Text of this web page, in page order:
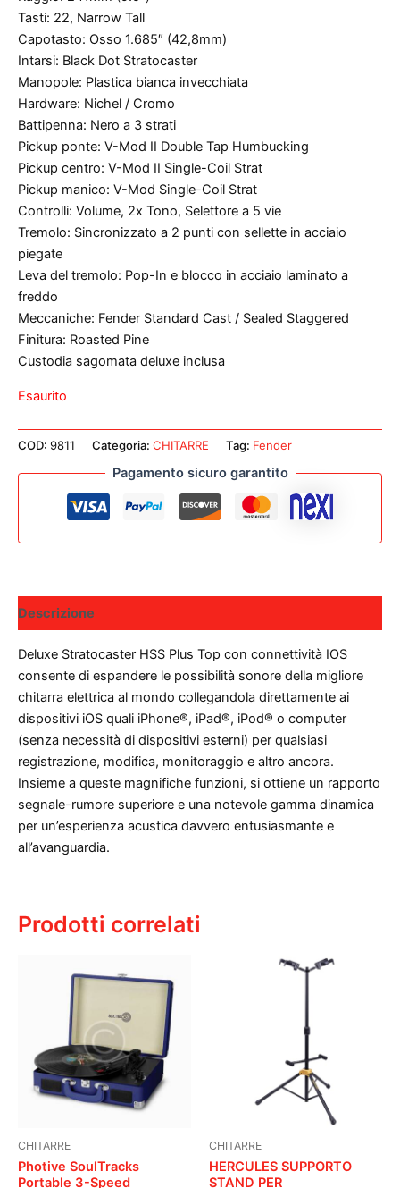
Tasti: 22, Narrow Tall
Capotasto: Osso 1.685″ (42,8mm)
Intarsi: Black Dot Stratocaster
Manopole: Plastica bianca invecchiata
Hardware: Nichel / Cromo
Battipenna: Nero a 3 strati
Pickup ponte: V-Mod II Double Tap Humbucking
Pickup centro: V-Mod II Single-Coil Strat
Pickup manico: V-Mod Single-Coil Strat
Controlli: Volume, 2x Tono, Selettore a 5 vie
Tremolo: Sincronizzato a 2 punti con sellette in acciaio
piegate
Leva del tremolo: Pop-In e blocco in acciaio laminato a
freddo
Meccaniche: Fender Standard Cast / Sealed Staggered
Finitura: Roasted Pine
Custodia sagomata deluxe inclusa
Esaurito
COD: 9811 Categoria: CHITARRE Tag: Fender
Pagamento sicuro garantito
Descrizione
Deluxe Stratocaster HSS Plus Top con connettività IOS
consente di espandere le possibilità sonore della migliore
chitarra elettrica al mondo collegandola direttamente ai
dispositivi iOS quali iPhone®, iPad®, iPod® o computer
(senza necessità di dispositivi esterni) per qualsiasi
registrazione, modifica, monitoraggio e altro ancora.
Insieme a queste magnifiche funzioni, si ottiene un rapporto
segnale-rumore superiore e una notevole gamma dinamica
per un’esperienza acustica davvero entusiasmante e
all’avanguardia.
Prodotti correlati
CHITARRE
Photive SoulTracks
Portable 3-Speed
CHITARRE
HERCULES SUPPORTO
STAND PER